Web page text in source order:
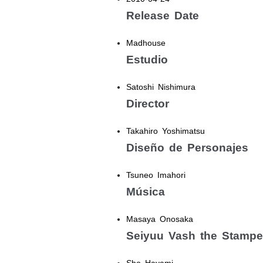
Release Date
Madhouse
Estudio
Satoshi Nishimura
Director
Takahiro Yoshimatsu
Diseño de Personajes
Tsuneo Imahori
Música
Masaya Onosaka
Seiyuu Vash the